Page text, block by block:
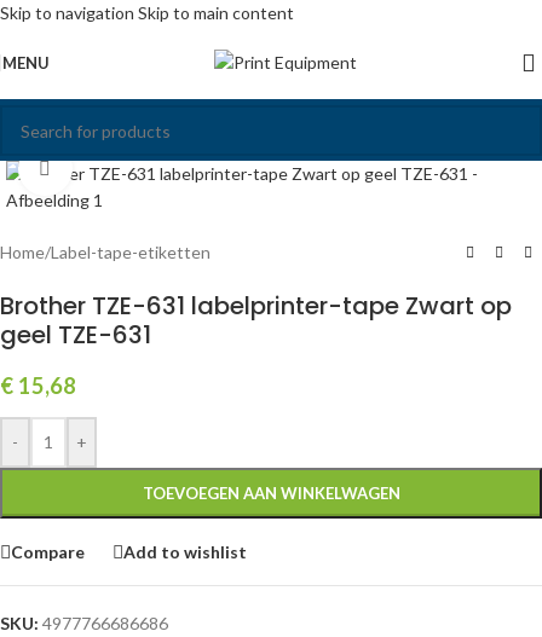
Skip to navigation Skip to main content
MENU
Click to enlarge
Home/Label-tape-etiketten
Brother TZE-631 labelprinter-tape Zwart op
geel TZE-631
€ 15,68
- +
TOEVOEGEN AAN WINKELWAGEN
Compare Add to wishlist
SKU: 4977766686686